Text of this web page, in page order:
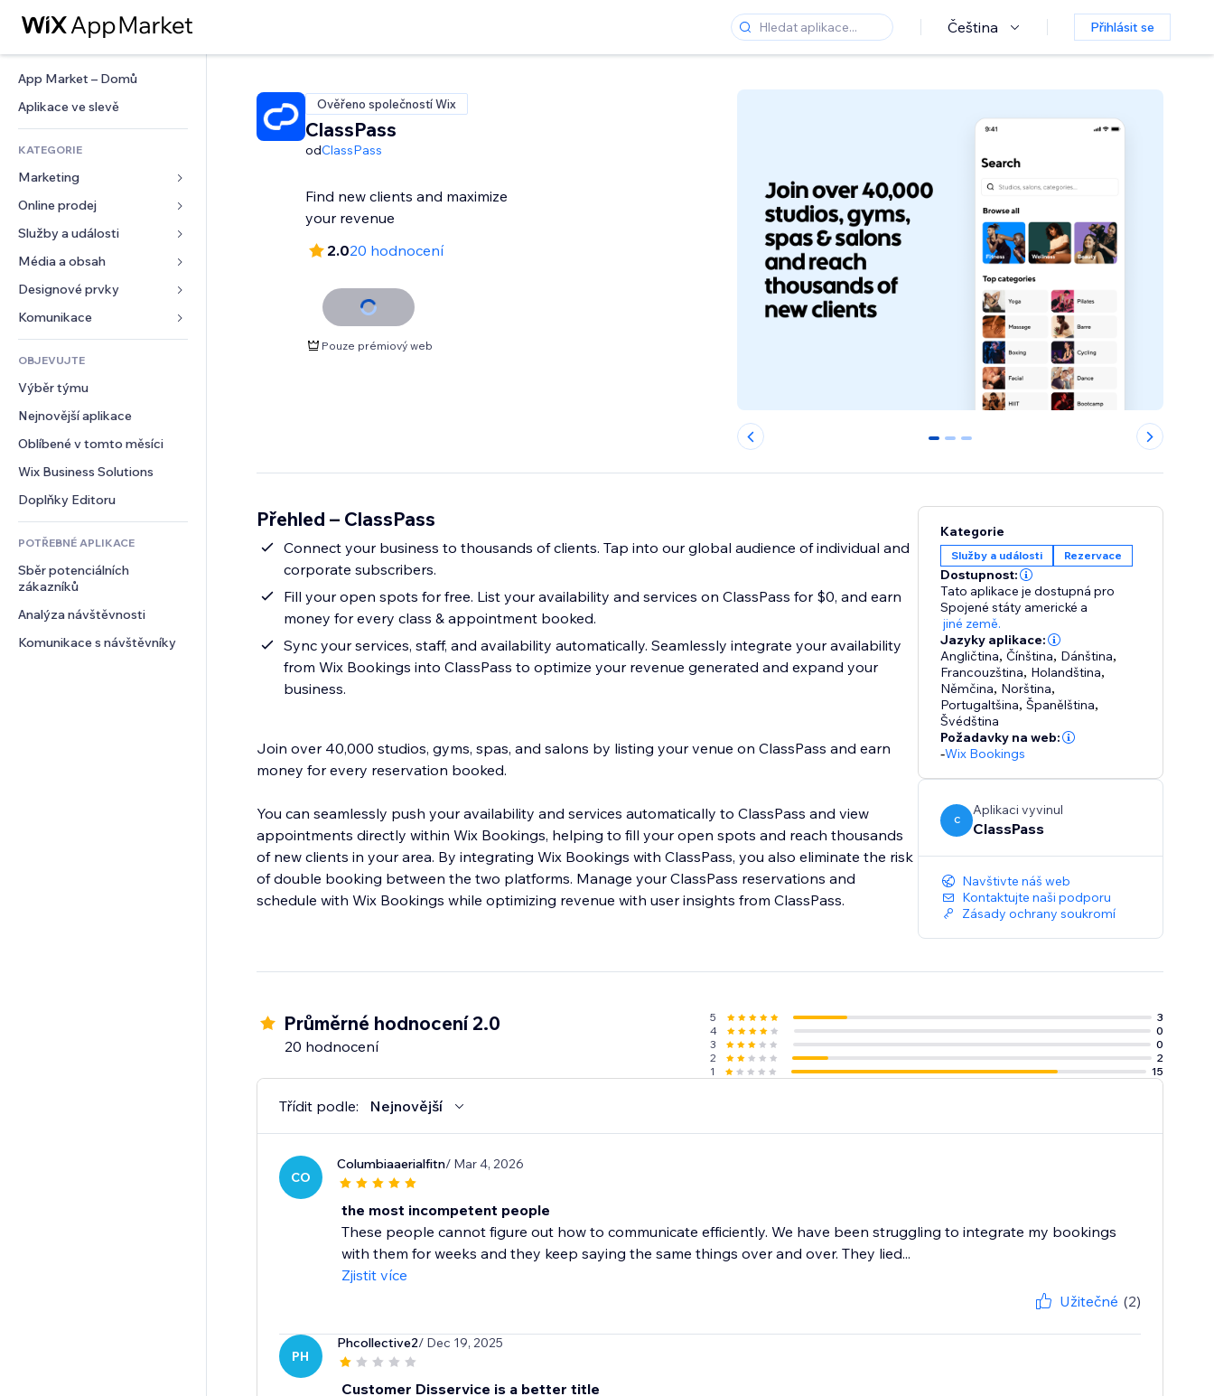
Čeština Přihlásit se
App Market – Domů
Aplikace ve slevě
KATEGORIE
Marketing
Reklamy
Mobilní zařízení
Analytika
Výpisy webu
E‑mail
Online prodej
Aplikace pro obchody
Doprava a doručení
Tlačítka pro prodej
Účetnictví
Kupóny a věrnostní programy
Skladování
Jídlo a nápoje
Služby a události
Ubytování
Události
Restaurace
Nemovitosti
Rezervace
Média a obsah
Galerie
Hudba
Podcasty
Fotografie
Video
PDF
Sdílení souborů
Novinky
Designové prvky
Mapy a navigace
Soukromí a bezpečnost
Hodiny
Šablony stránek
Efekty pro obrázky
Tlačítka a nabídky
Bannery a odznaky
Kalkulačky
Vyhledávání
Počasí
Tabulky a grafy
Formuláře
Ankety
Chat
Komentáře
Telefon
Komunita
Reference a recenze
CRM
OBJEVUJTE
Výběr týmu
Nejnovější aplikace
Oblíbené v tomto měsíci
Wix Business Solutions
Doplňky Editoru
POTŘEBNÉ APLIKACE
Sběr potenciálních
zákazníků
Analýza návštěvnosti
Komunikace s návštěvníky
Ověřeno společností Wix
ClassPass
odClassPass
Find new clients and maximize
your revenue
2.020 hodnocení
Pouze prémiový web
0 1 2
Přehled – ClassPass
Connect your business to thousands of clients. Tap into our global audience of individual and
corporate subscribers.
Fill your open spots for free. List your availability and services on ClassPass for $0, and earn
money for every class & appointment booked.
Sync your services, staff, and availability automatically. Seamlessly integrate your availability
from Wix Bookings into ClassPass to optimize your revenue generated and expand your
business.
Join over 40,000 studios, gyms, spas, and salons by listing your venue on ClassPass and earn
money for every reservation booked.
You can seamlessly push your availability and services automatically to ClassPass and view
appointments directly within Wix Bookings, helping to fill your open spots and reach thousands
of new clients in your area. By integrating Wix Bookings with ClassPass, you also eliminate the risk
of double booking between the two platforms. Manage your ClassPass reservations and
Kategorie
Služby a události Rezervace
Dostupnost:
Tato aplikace je dostupná pro
Spojené státy americké a
jiné země.
Jazyky aplikace:
Angličtina,Čínština, Dánština,
Francouzština, Holandština,
Němčina, Norština,
Portugaltšina,Španělština,
Švédština
Požadavky na web:
-Wix Bookings
C
Aplikaci vyvinul
ClassPass
Navštivte náš web
Kontaktujte naši podporu
Zásady ochrany soukromí
Průměrné hodnocení 2.0
20 hodnocení
5
3
4
0
3
0
2
2
1
15
Třídit podle: Nejnovější
CO
Columbiaaerialfitn/ Mar 4, 2026
the most incompetent people
These people cannot figure out how to communicate efficiently. We have been struggling to integrate my bookings
with them for weeks and they keep saying the same things over and over. They lied...
Zjistit více
Užitečné (2)
PH
Phcollective2/ Dec 19, 2025
Customer Disservice is a better title